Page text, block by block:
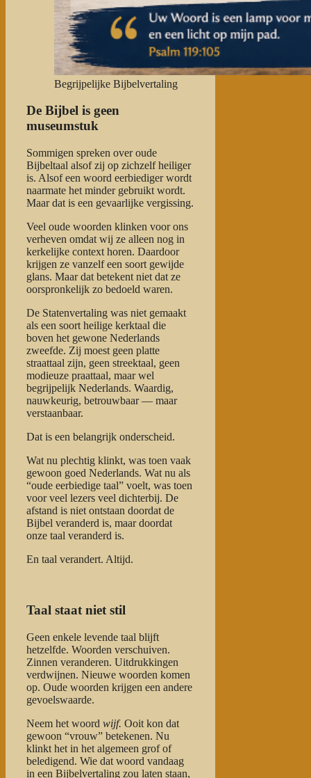
Begrijpelijke Bijbelvertaling
De Bijbel is geen
museumstuk
Sommigen spreken over oude
Bijbeltaal alsof zij op zichzelf heiliger
is. Alsof een woord eerbiediger wordt
naarmate het minder gebruikt wordt.
Maar dat is een gevaarlijke vergissing.
Veel oude woorden klinken voor ons
verheven omdat wij ze alleen nog in
kerkelijke context horen. Daardoor
krijgen ze vanzelf een soort gewijde
glans. Maar dat betekent niet dat ze
oorspronkelijk zo bedoeld waren.
De Statenvertaling was niet gemaakt
als een soort heilige kerktaal die
boven het gewone Nederlands
zweefde. Zij moest geen platte
straattaal zijn, geen streektaal, geen
modieuze praattaal, maar wel
begrijpelijk Nederlands. Waardig,
nauwkeurig, betrouwbaar — maar
verstaanbaar.
Dat is een belangrijk onderscheid.
Wat nu plechtig klinkt, was toen vaak
gewoon goed Nederlands. Wat nu als
“oude eerbiedige taal” voelt, was toen
voor veel lezers veel dichterbij. De
afstand is niet ontstaan doordat de
Bijbel veranderd is, maar doordat
onze taal veranderd is.
En taal verandert. Altijd.
Taal staat niet stil
Geen enkele levende taal blijft
hetzelfde. Woorden verschuiven.
Zinnen veranderen. Uitdrukkingen
verdwijnen. Nieuwe woorden komen
op. Oude woorden krijgen een andere
gevoelswaarde.
Neem het woord wijf. Ooit kon dat
gewoon “vrouw” betekenen. Nu
klinkt het in het algemeen grof of
beledigend. Wie dat woord vandaag
in een Bijbelvertaling zou laten staan,